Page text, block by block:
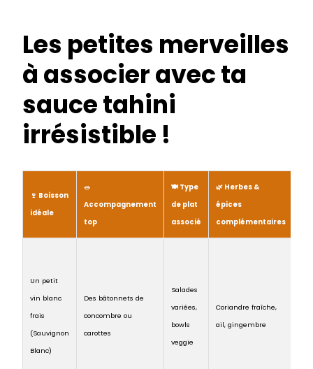
Les petites merveilles
à associer avec ta
sauce tahini
irrésistible !
🍷 Boisson
idéale
🥗
Accompagnement
top
🍽️ Type
de plat
associé
🌿 Herbes &
épices
complémentaires
Un petit
vin blanc
frais
(Sauvignon
Blanc)
Des bâtonnets de
concombre ou
carottes
Salades
variées,
bowls
veggie
Coriandre fraîche,
ail, gingembre